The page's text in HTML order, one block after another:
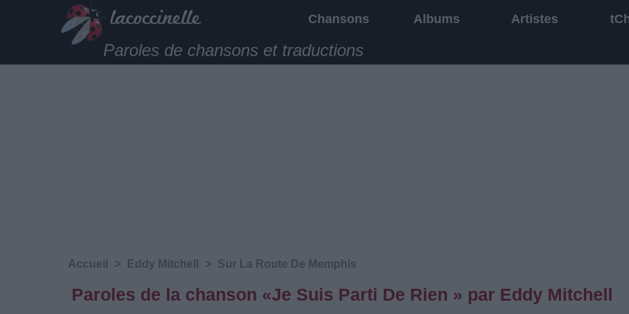
Chansons Albums Artistes
Paroles de chansons et traductions
Accueil > Eddy Mitchell > Sur La Route De Memphis
Paroles de la chanson «Je Suis Parti De Rien » par Eddy Mitchell